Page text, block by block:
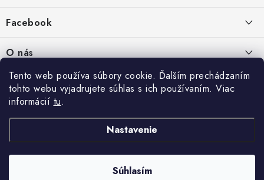
Tento web používa súbory cookie. Ďalším prechádzaním
tohto webu vyjadrujete súhlas s ich používaním. Viac
informácií tu.
Nastavenie
Súhlasím
PREDAJŇA:
Petőfiho 65
Štúrovo 943 01
Po-Pia - 8:00-18:00
Ochrana osobných údajov
Vrátanie tovaru
Reklamácie
Facebook
O nás
Kontakty
Prečo nakúpiť u nás
Predajňa
Copyright 2026PREMIUMDOG.sk. Všetky práva vyhradené.Upraviť nastavenie
cookies